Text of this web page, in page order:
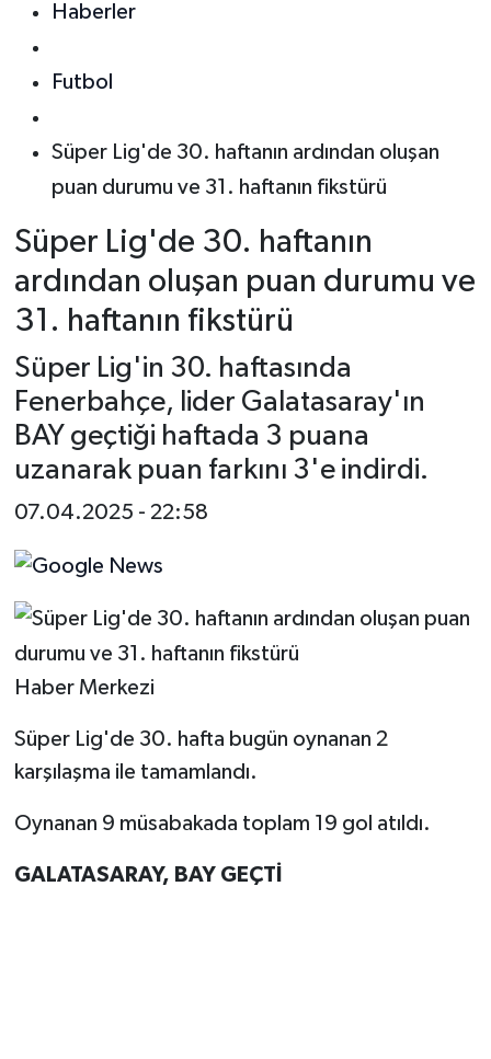
Haberler
Futbol
Süper Lig'de 30. haftanın ardından oluşan
puan durumu ve 31. haftanın fikstürü
Süper Lig'de 30. haftanın
ardından oluşan puan durumu ve
31. haftanın fikstürü
Süper Lig'in 30. haftasında
Fenerbahçe, lider Galatasaray'ın
BAY geçtiği haftada 3 puana
uzanarak puan farkını 3'e indirdi.
07.04.2025 - 22:58
Haber Merkezi
Süper Lig'de 30. hafta bugün oynanan 2
karşılaşma ile tamamlandı.
Oynanan 9 müsabakada toplam 19 gol atıldı.
GALATASARAY, BAY GEÇTİ